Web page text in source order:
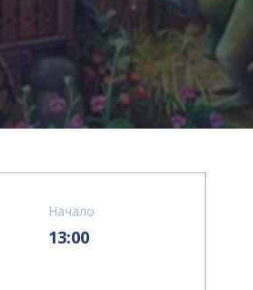
Начало
13:00